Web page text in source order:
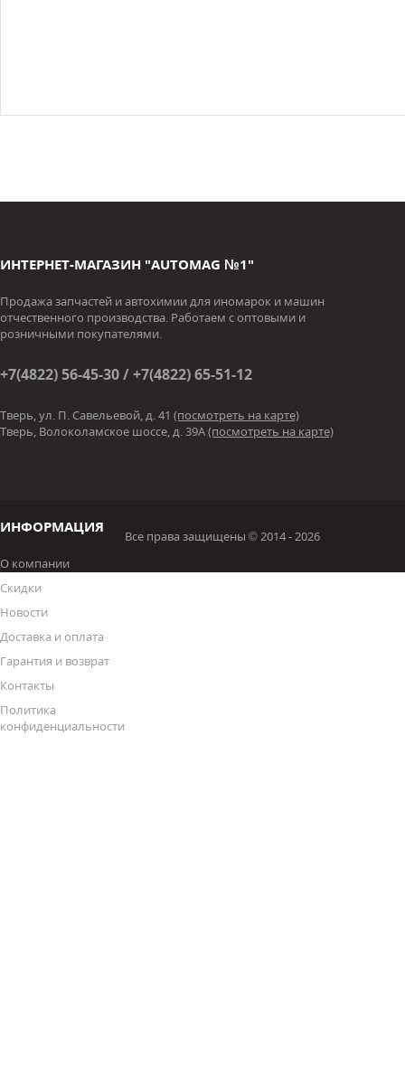
ИНТЕРНЕТ-МАГАЗИН "AUTOMAG №1"
Продажа запчастей и автохимии для иномарок и машин
отчественного производства. Работаем с оптовыми и
розничными покупателями.
+7(4822) 56-45-30 / +7(4822) 65-51-12
Тверь, ул. П. Савельевой, д. 41 (посмотреть на карте)
Тверь, Волоколамское шоссе, д. 39А(посмотреть на карте)
ИНФОРМАЦИЯ
О компании
Скидки
Новости
Доставка и оплата
Гарантия и возврат
Контакты
Политика
конфиденциальности
Все права защищены © 2014 - 2026